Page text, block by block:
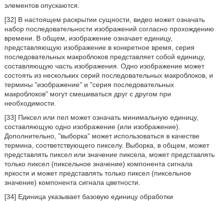
элементов опускаются.
[32] В настоящем раскрытии сущности, видео может означать
набор последовательности изображений согласно прохождению
времени. В общем, изображение означает единицу,
представляющую изображение в конкретное время, серия
последовательных макроблоков представляет собой единицу,
составляющую часть изображения. Одно изображение может
состоять из нескольких серий последовательных макроблоков, и
термины "изображение" и "серия последовательных
макроблоков" могут смешиваться друг с другом при
необходимости.
[33] Пиксел или пел может означать минимальную единицу,
составляющую одно изображение (или изображение).
Дополнительно, "выборка" может использоваться в качестве
термина, соответствующего пикселу. Выборка, в общем, может
представлять пиксел или значение пиксела, может представлять
только пиксел (пиксельное значение) компонента сигнала
яркости и может представлять только пиксел (пиксельное
значение) компонента сигнала цветности.
[34] Единица указывает базовую единицу обработки